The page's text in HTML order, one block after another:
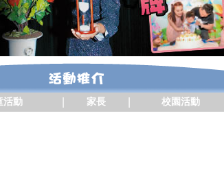
活動 家長 校園活動